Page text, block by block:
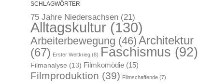
SCHLAGWÖRTER
75 Jahre Niedersachsen (21)
Alltagskultur (130)
Arbeiterbewegung (46) Architektur
(67) Erster Weltkrieg (8) Faschismus (92)
Filmanalyse (13) Filmkomödie (15)
Filmproduktion (39) Filmschaffende (7)